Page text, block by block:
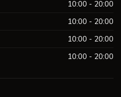
10:00 - 20:00
10:00 - 20:00
10:00 - 20:00
10:00 - 20:00